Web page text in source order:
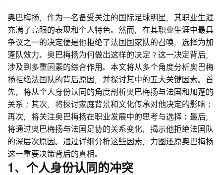
奥巴梅扬，作为一名备受关注的国际足球明星，其职业生涯
充满了亮眼的表现和个人特色。然而，在其职业生涯中最具
争议之一的决定便是他拒绝了法国国家队的召唤，选择为加
蓬队效力。奥巴梅扬为何做出这样的决定？这一决定背后，
涉及到多重因素的综合作用。本文将从多个角度分析奥巴梅
扬拒绝法国队的背后原因，并探讨其中的五大关键因素。首
先，将从个人身份认同的角度剖析奥巴梅扬与法国和加蓬的
关系；其次，将探讨家庭背景和文化传承对他决定的影响；
再次，将关注奥巴梅扬在职业发展中的思考与选择；最后，
将通过奥巴梅扬与法国足协的关系变化，揭示他拒绝法国队
的深层次原因。通过详细分析这些因素，力图还原奥巴梅扬
这一重要决策背后的真相。
1、个人身份认同的冲突